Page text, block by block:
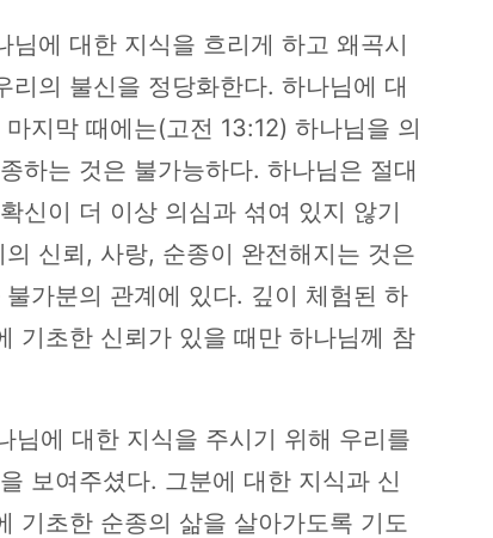
님에 대한 지식을 흐리게 하고 왜곡시
리의 불신을 정당화한다. 하나님에 대
지막 때에는(고전 13:12) 하나님을 의
하는 것은 불가능하다. 하나님은 절대
신이 더 이상 의심과 섞여 있지 않기
신뢰, 사랑, 순종이 완전해지는 것은
가분의 관계에 있다. 깊이 체험된 하
기초한 신뢰가 있을 때만 하나님께 참
님에 대한 지식을 주시기 위해 우리를
보여주셨다. 그분에 대한 지식과 신
기초한 순종의 삶을 살아가도록 기도